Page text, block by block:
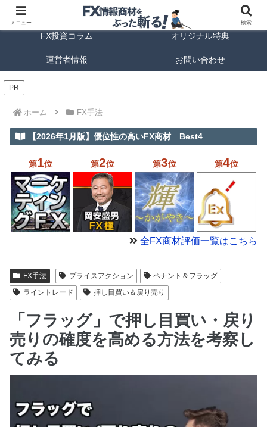
FX商材ランキング FX手法解説
FX投資コラム オリジナル特典
運営者情報 お問い合わせ
PR
ホーム FX手法
【2026年1月版】優位性の高いFX商材 Best4
第1位 第2位 第3位 第4位
全FX商材評価一覧はこちら
FX手法 プライスアクション
ペナント＆フラッグ
ライントレード
押し目買い＆戻り売り
「フラッグ」で押し目買い・戻り
売りの確度を高める方法を考察し
てみる
メニュー 検索